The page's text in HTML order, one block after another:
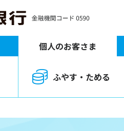
個人のお客さま
ふやす・ためる